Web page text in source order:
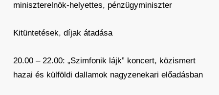
miniszterelnök-helyettes, pénzügyminiszter
Kitüntetések, díjak átadása
20.00 – 22.00: „Szimfonik lájk” koncert, közismert
hazai és külföldi dallamok nagyzenekari előadásban